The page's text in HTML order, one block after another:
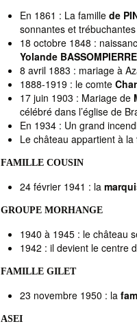
En 1861 : La famille de
sonnantes et
18 octobre 1848 :
Yolande BASSOMPIERRE
8 avril 1883 : mariage à
1888-1919 : le comte
17 juin 1903 : Mariage de
célébré dans l’église de
En 1934 : Un grand
Le château appartient à la
FAMILLE COUSIN
24 février 1941 : la
GROUPE MORHANGE
1940 à 1945 : le château
1942 : il devient le centre
FAMILLE GILET
23 novembre 1950 : la
ASEI